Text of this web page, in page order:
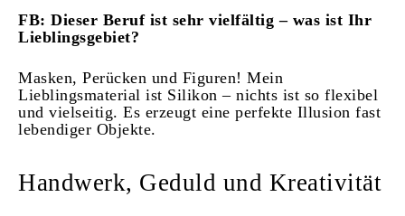
FB: Dieser Beruf ist sehr vielfältig – was ist Ihr
Lieblingsgebiet?
Masken, Perücken und Figuren! Mein
Lieblingsmaterial ist Silikon – nichts ist so flexibel
und vielseitig. Es erzeugt eine perfekte Illusion fast
lebendiger Objekte.
Handwerk, Geduld und Kreativität